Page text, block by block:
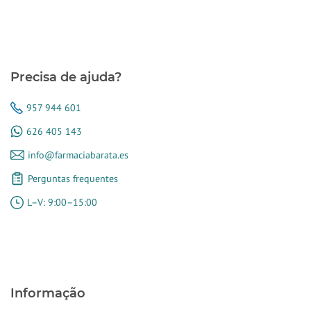
Precisa de ajuda?
957 944 601
626 405 143
info@farmaciabarata.es
Perguntas frequentes
L–V: 9:00–15:00
Informação